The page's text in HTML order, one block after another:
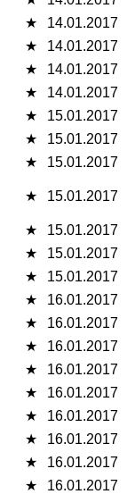
★
14.01.2017
★
14.01.2017
★
14.01.2017
★
14.01.2017
★
15.01.2017
★
15.01.2017
★
15.01.2017
★ 15.01.2017
★
15.01.2017
★
15.01.2017
★
15.01.2017
★
16.01.2017
★
16.01.2017
★
16.01.2017
★
16.01.2017
★
16.01.2017
★
16.01.2017
★
16.01.2017
★
16.01.2017
★
16.01.2017